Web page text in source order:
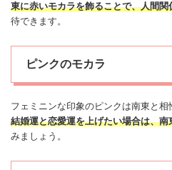
東に赤いモカラを飾ることで、人間
待できます。
ピンクのモカラ
フェミニンな印象のピンクは南東と相
結婚運と恋愛運を上げたい場合は、南
みましょう。